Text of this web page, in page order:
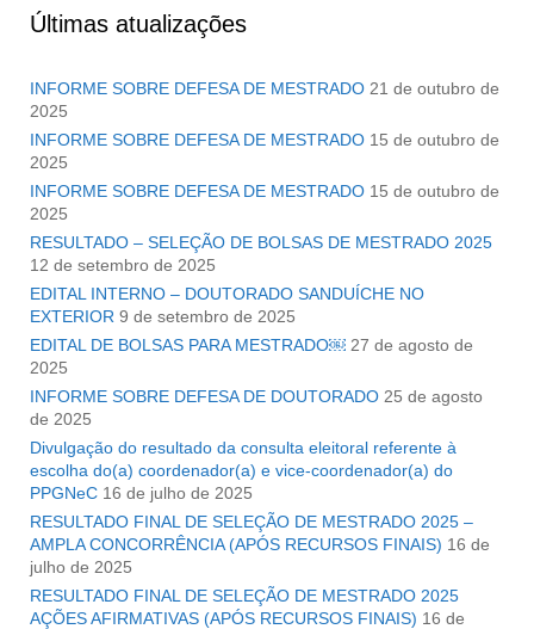
Últimas atualizações
INFORME SOBRE DEFESA DE MESTRADO 21 de outubro de
2025
INFORME SOBRE DEFESA DE MESTRADO 15 de outubro de
2025
INFORME SOBRE DEFESA DE MESTRADO 15 de outubro de
2025
RESULTADO – SELEÇÃO DE BOLSAS DE MESTRADO 2025
12 de setembro de 2025
EDITAL INTERNO – DOUTORADO SANDUÍCHE NO
EXTERIOR 9 de setembro de 2025
EDITAL DE BOLSAS PARA MESTRADO￼ 27 de agosto de
2025
INFORME SOBRE DEFESA DE DOUTORADO 25 de agosto
de 2025
Divulgação do resultado da consulta eleitoral referente à
escolha do(a) coordenador(a) e vice-coordenador(a) do
PPGNeC 16 de julho de 2025
RESULTADO FINAL DE SELEÇÃO DE MESTRADO 2025 –
AMPLA CONCORRÊNCIA (APÓS RECURSOS FINAIS) 16 de
julho de 2025
RESULTADO FINAL DE SELEÇÃO DE MESTRADO 2025 
AÇÕES AFIRMATIVAS (APÓS RECURSOS FINAIS) 16 de